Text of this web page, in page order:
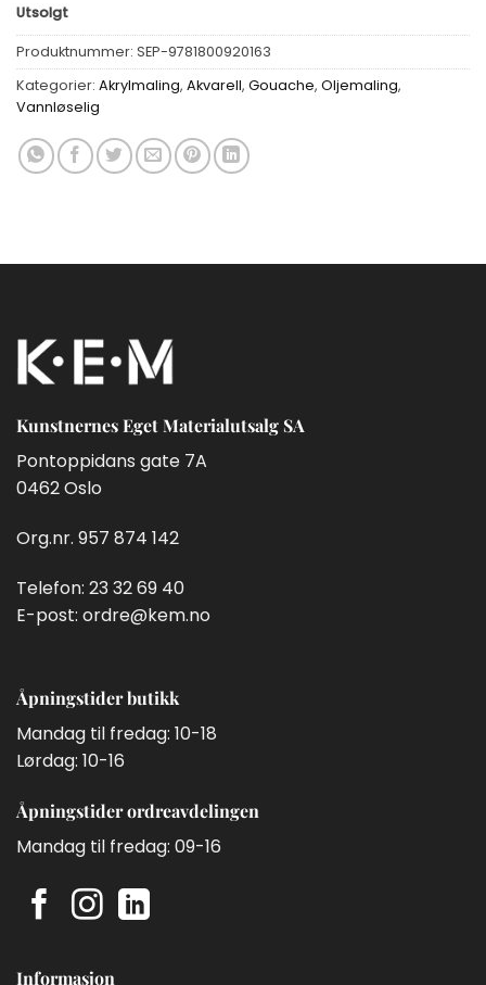
Utsolgt
Produktnummer: SEP-9781800920163
Kategorier: Akrylmaling, Akvarell, Gouache, Oljemaling,
Vannløselig
Kunstnernes Eget Materialutsalg SA
Pontoppidans gate 7A
0462 Oslo
Org.nr. 957 874 142
Telefon: 23 32 69 40
E-post: ordre@kem.no
Åpningstider butikk
Mandag til fredag: 10-18
Lørdag: 10-16
Åpningstider ordreavdelingen
Mandag til fredag: 09-16
Informasjon